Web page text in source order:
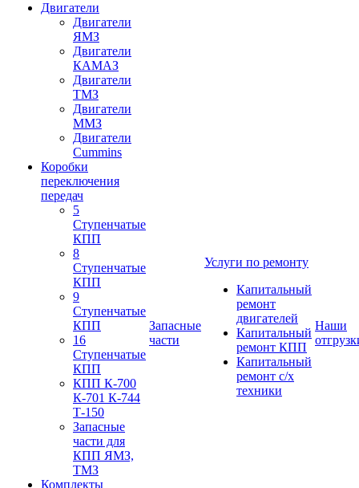
Двигатели
Двигатели
ЯМЗ
Двигатели
КАМАЗ
Двигатели
ТМЗ
Двигатели
ММЗ
Двигатели
Cummins
Коробки
переключения
передач
5
Ступенчатые
КПП
8
Ступенчатые
КПП
9
Ступенчатые
КПП
16
Ступенчатые
КПП
КПП К-700
К-701 К-744
Т-150
Запасные
части для
КПП ЯМЗ,
ТМЗ
Комплекты
Запасные
части
Услуги по ремонту
Капитальный
ремонт
двигателей
Капитальный
ремонт КПП
Капитальный
ремонт с/х
техники
Наши